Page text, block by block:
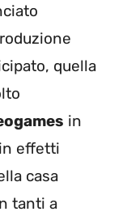
quella
in
effetti
casa
tanti a